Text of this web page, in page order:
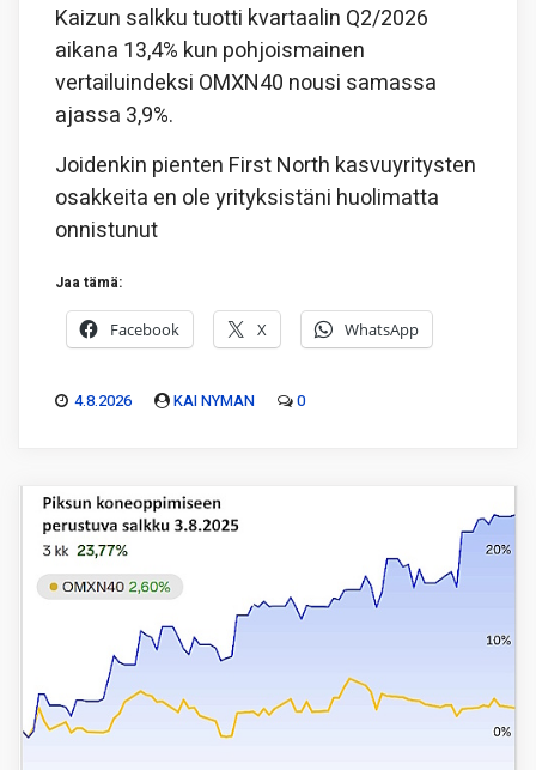
Kaizun salkku tuotti kvartaalin Q2/2026
aikana 13,4% kun pohjoismainen
vertailuindeksi OMXN40 nousi samassa
ajassa 3,9%.
Joidenkin pienten First North kasvuyritysten
osakkeita en ole yrityksistäni huolimatta
onnistunut
Jaa tämä:
Facebook X WhatsApp
4.8.2026 KAI NYMAN 0